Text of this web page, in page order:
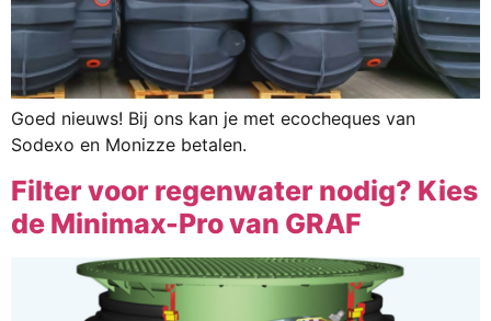
Goed nieuws! Bij ons kan je met ecocheques van
Sodexo en Monizze betalen.
Filter voor regenwater nodig? Kies
de Minimax-Pro van GRAF